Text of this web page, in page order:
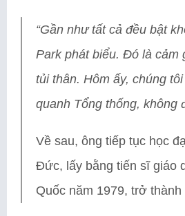
“Gần như tất cả đều bật
Park phát biểu. Đó là cảm
tủi thân. Hôm ấy, chúng
quanh Tổng thống, không
Về sau, ông tiếp tục học
Đức, lấy bằng tiến sĩ giáo
Quốc năm 1979, trở